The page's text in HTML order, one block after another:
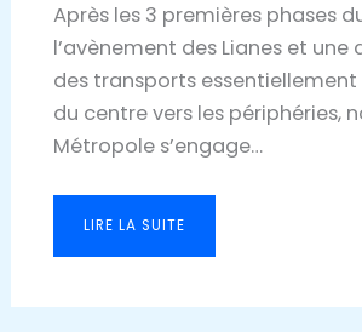
Après les 3 premières phases
l’avènement des Lianes et une
des transports
du centre vers les périphéries,
Métropole s’engage…
LIRE LA SUITE